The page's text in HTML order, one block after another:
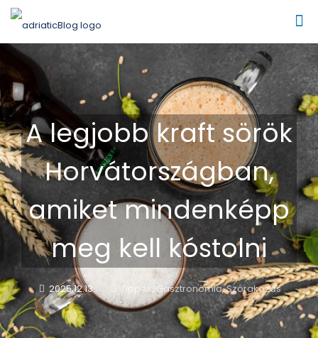
A legjobb kraft sörök
Horvátországban,
amiket mindenképp
meg kell kóstolni
2025.12.13. Tippek, Gasztronómia,Szórakozás